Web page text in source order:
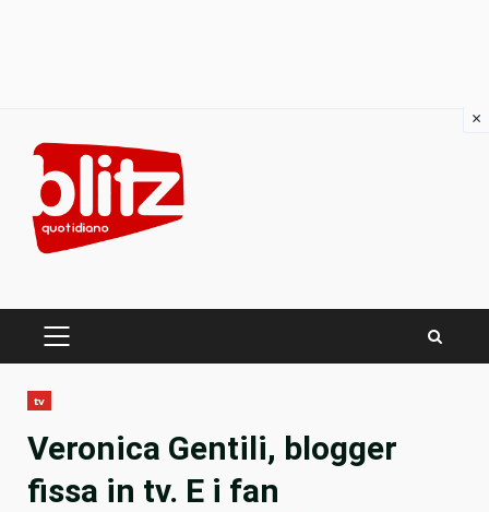
content
PRIMARY
tv
Veronica Gentili, blogger
fissa in tv. E i fan
×